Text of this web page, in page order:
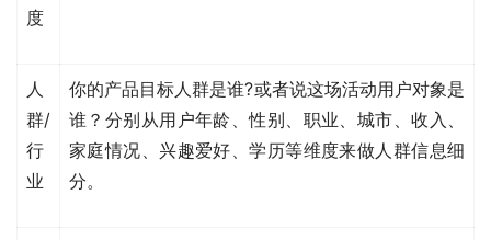
度
人
群/
行
业
你的产品目标人群是谁?或者说这场活动用户对象是
谁？分别从用户年龄、性别、职业、城市、收入、
家庭情况、兴趣爱好、学历等维度来做人群信息细
分。